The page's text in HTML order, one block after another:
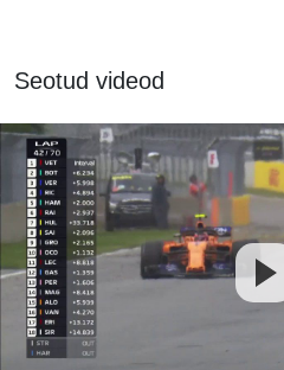
Seotud videod